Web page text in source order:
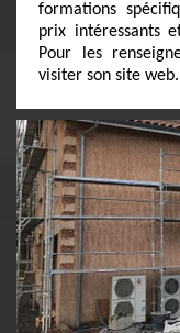
formations
prix intéressants
Pour les
visiter son site web.